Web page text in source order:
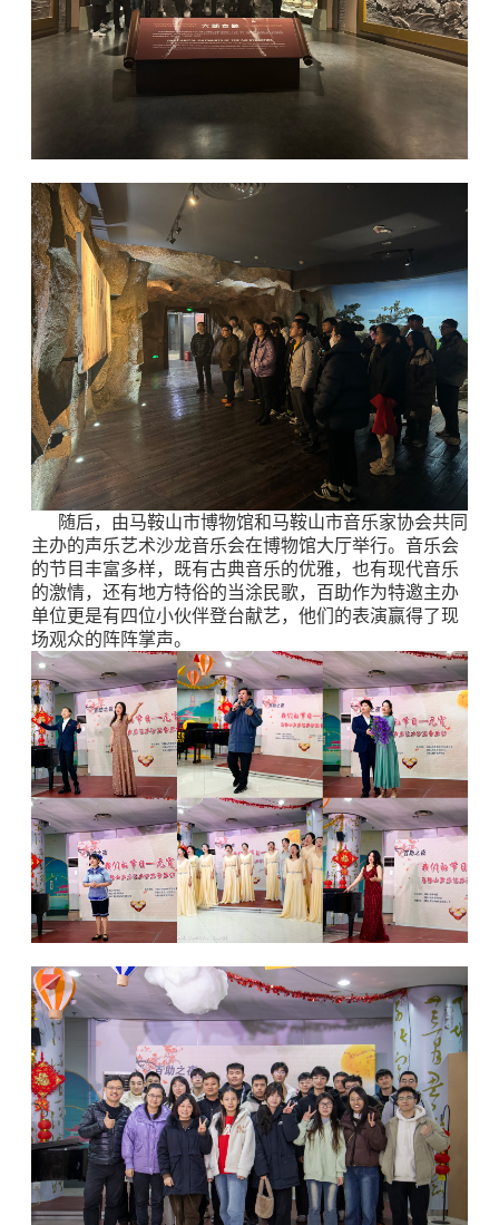
随后，由马鞍山市博物馆和马鞍山市音乐家协会共同
主办的声乐艺术沙龙音乐会在博物馆大厅举行。音乐会
的节目丰富多样，既有古典音乐的优雅，也有现代音乐
的激情，还有地方特俗的当涂民歌，百助作为特邀主办
单位更是有四位小伙伴登台献艺，他们的表演赢得了现
场观众的阵阵掌声。